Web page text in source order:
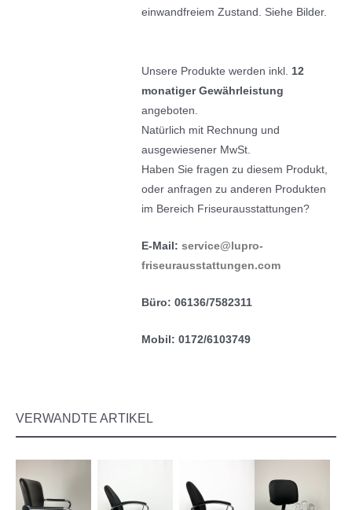
einwandfreiem Zustand. Siehe Bilder.
Unsere Produkte werden inkl. 12
monatiger Gewährleistung
angeboten.
Natürlich mit Rechnung und
ausgewiesener MwSt.
Haben Sie fragen zu diesem Produkt,
oder anfragen zu anderen Produkten
im Bereich Friseurausstattungen?
E-Mail: service@lupro-
friseurausstattungen.com
Büro: 06136/7582311
Mobil: 0172/6103749
VERWANDTE ARTIKEL